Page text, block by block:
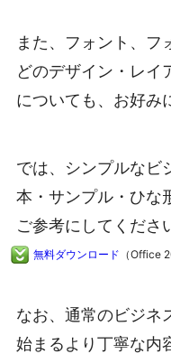
また、フォント、フ
どのデザイン・レイ
についても、お好み
では、シンプルなビ
本・サンプル・ひな
ご参考にしてくださ
無料ダウンロード （Office
なお、通常のビジネ
始まるより丁寧な内